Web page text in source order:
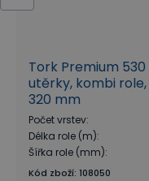
Tork Premium
utěrky, kombi
320 mm
Počet vrstev:
Délka role (m):
Šířka role (mm):
Kód zboží: 108050